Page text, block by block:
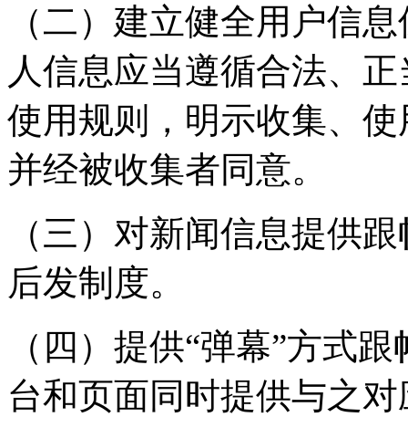
（二）建立健全用户信
人信息应当遵循合法、
使用规则，明示收集、
并经被收集者同意。
（三）对新闻信息提供
后发制度。
（四）提供“弹幕”方式
台和页面同时提供与之